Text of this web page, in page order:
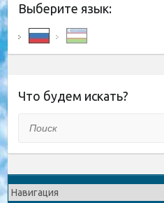
Выберите язык:
Что будем искать?